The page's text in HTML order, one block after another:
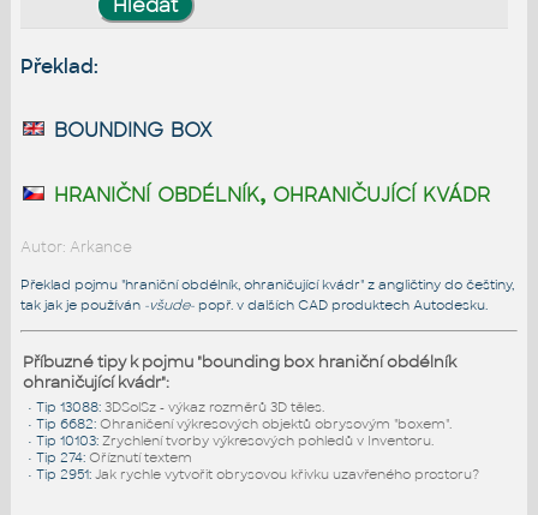
Překlad:
bounding box
hraniční obdélník, ohraničující kvádr
Autor: Arkance
Překlad pojmu "hraniční obdélník, ohraničující kvádr" z angličtiny do češtiny,
tak jak je používán -všude-popř. v dalších CAD produktech Autodesku.
Příbuzné tipy k pojmu "bounding box hraniční obdélník
ohraničující kvádr":
• Tip 13088: 3DSolSz - výkaz rozměrů 3D těles.
• Tip 6682: Ohraničení výkresových objektů obrysovým "boxem".
• Tip 10103: Zrychlení tvorby výkresových pohledů v Inventoru.
• Tip 274: Oříznutí textem
• Tip 2951: Jak rychle vytvořit obrysovou křivku uzavřeného prostoru?